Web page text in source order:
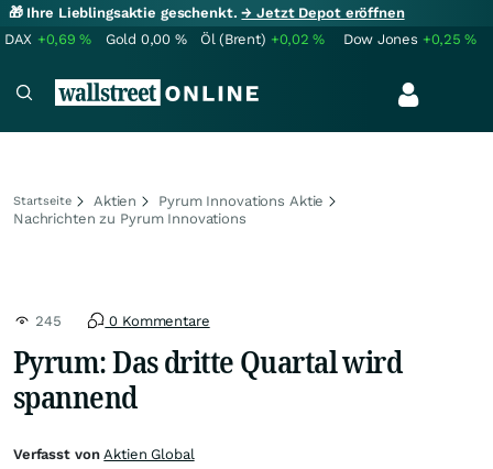
🎁 Ihre Lieblingsaktie geschenkt.→ Jetzt Depot eröffnen
DAX +0,69% Gold 0,00 % Öl (Brent) +0,02% Dow Jones +0,25%
Startseite Aktien
Pyrum Innovations Aktie
Nachrichten zu Pyrum Innovations
245 0 Kommentare
Pyrum: Das dritte Quartal wird
spannend
Verfasst vonAktien Global